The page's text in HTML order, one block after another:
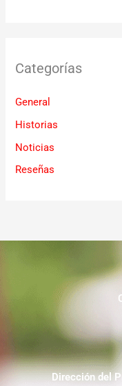
Categorías
General
Historias
Noticias
Reseñas
Dirección del